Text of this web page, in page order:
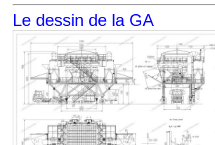
Le dessin de la GA